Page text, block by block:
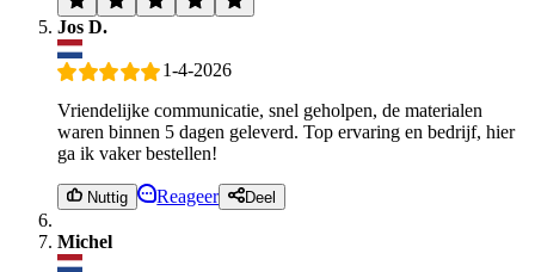
Jos D.
1-4-2026
Vriendelijke communicatie, snel geholpen, de materialen
waren binnen 5 dagen geleverd. Top ervaring en bedrijf, hier
ga ik vaker bestellen!
Nuttig Reageer Deel
Michel